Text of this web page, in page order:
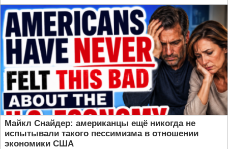
Майкл Снайдер: американцы ещё никогда не
испытывали такого пессимизма в отношении
экономики США